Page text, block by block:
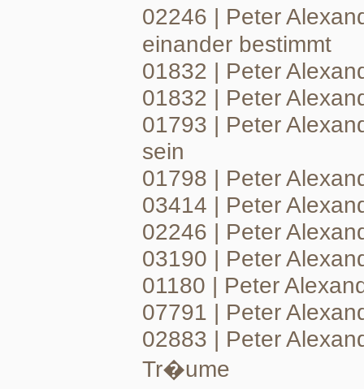
02246 | Peter
einander bestimmt
01832 | Peter
01832 | Peter
01793 | Peter
sein
01798 | Peter
03414 | Peter
02246 | Peter
03190 | Peter
01180 | Peter
07791 | Peter
02883 | Peter
Tr�ume